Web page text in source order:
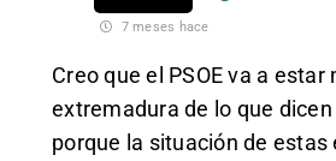
7 meses hace
Creo que el PSOE va a
extremadura de lo que
porque la situación de estas